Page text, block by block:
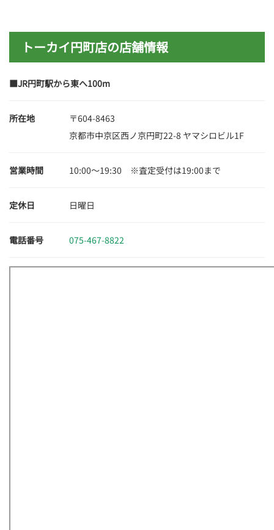
トーカイ円町店の店舗情報
■JR円町駅から東へ100m
所在地 〒604-8463
京都市中京区西ノ京円町22-8 ヤマシロビル1F
営業時間 10:00～19:30 ※査定受付は19:00まで
定休日 日曜日
電話番号 075-467-8822